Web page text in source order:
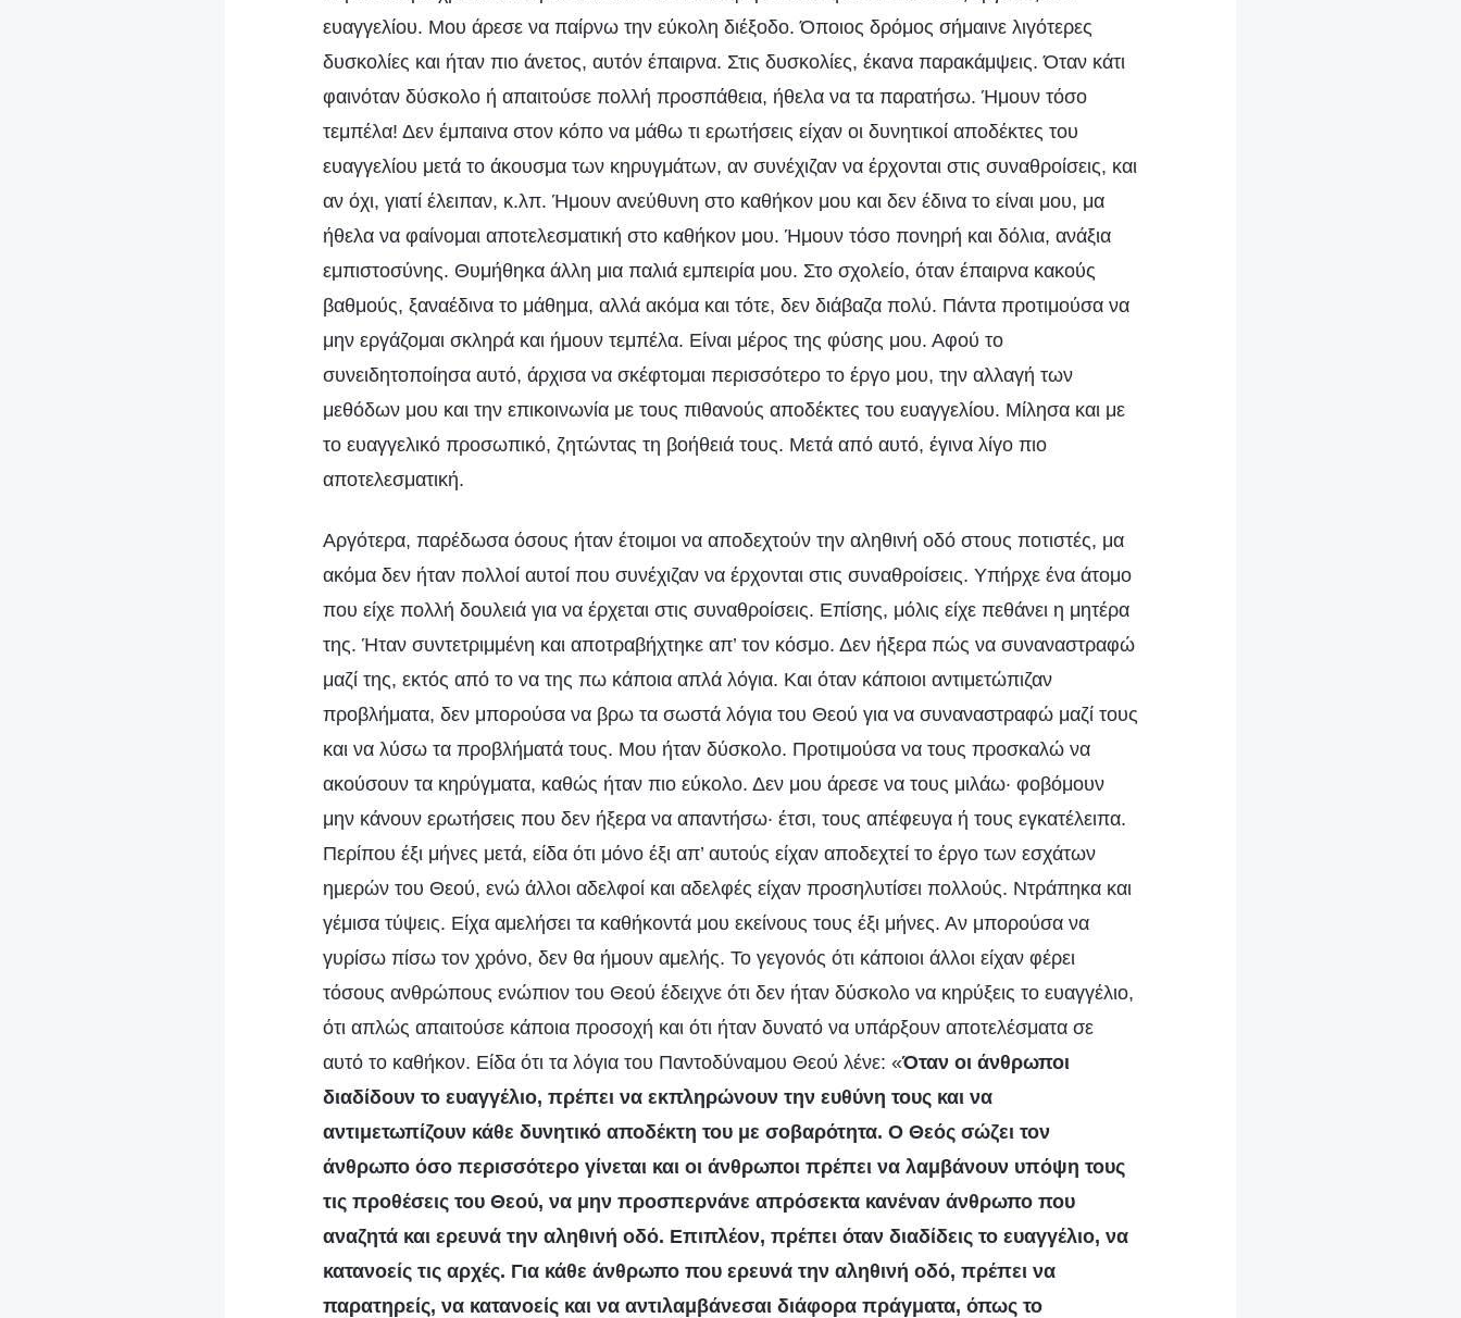
ευαγγελίου. Μου άρεσε να παίρνω την εύκολη διέξοδο. Όποιος δρόμος σήμαινε λιγότερες
δυσκολίες και ήταν πιο άνετος, αυτόν έπαιρνα. Στις δυσκολίες, έκανα παρακάμψεις. Όταν κάτι
φαινόταν δύσκολο ή απαιτούσε πολλή προσπάθεια, ήθελα να τα παρατήσω. Ήμουν τόσο
τεμπέλα! Δεν έμπαινα στον κόπο να μάθω τι ερωτήσεις είχαν οι δυνητικοί αποδέκτες του
ευαγγελίου μετά το άκουσμα των κηρυγμάτων, αν συνέχιζαν να έρχονται στις συναθροίσεις, και
αν όχι, γιατί έλειπαν, κ.λπ. Ήμουν ανεύθυνη στο καθήκον μου και δεν έδινα το είναι μου, μα
ήθελα να φαίνομαι αποτελεσματική στο καθήκον μου. Ήμουν τόσο πονηρή και δόλια, ανάξια
εμπιστοσύνης. Θυμήθηκα άλλη μια παλιά εμπειρία μου. Στο σχολείο, όταν έπαιρνα κακούς
βαθμούς, ξαναέδινα το μάθημα, αλλά ακόμα και τότε, δεν διάβαζα πολύ. Πάντα προτιμούσα να
μην εργάζομαι σκληρά και ήμουν τεμπέλα. Είναι μέρος της φύσης μου. Αφού το
συνειδητοποίησα αυτό, άρχισα να σκέφτομαι περισσότερο το έργο μου, την αλλαγή των
μεθόδων μου και την επικοινωνία με τους πιθανούς αποδέκτες του ευαγγελίου. Μίλησα και με
το ευαγγελικό προσωπικό, ζητώντας τη βοήθειά τους. Μετά από αυτό, έγινα λίγο πιο
αποτελεσματική.
Αργότερα, παρέδωσα όσους ήταν έτοιμοι να αποδεχτούν την αληθινή οδό στους ποτιστές, μα
ακόμα δεν ήταν πολλοί αυτοί που συνέχιζαν να έρχονται στις συναθροίσεις. Υπήρχε ένα άτομο
που είχε πολλή δουλειά για να έρχεται στις συναθροίσεις. Επίσης, μόλις είχε πεθάνει η μητέρα
της. Ήταν συντετριμμένη και αποτραβήχτηκε απ’ τον κόσμο. Δεν ήξερα πώς να συναναστραφώ
μαζί της, εκτός από το να της πω κάποια απλά λόγια. Και όταν κάποιοι αντιμετώπιζαν
προβλήματα, δεν μπορούσα να βρω τα σωστά λόγια του Θεού για να συναναστραφώ μαζί τους
και να λύσω τα προβλήματά τους. Μου ήταν δύσκολο. Προτιμούσα να τους προσκαλώ να
ακούσουν τα κηρύγματα, καθώς ήταν πιο εύκολο. Δεν μου άρεσε να τους μιλάω· φοβόμουν
μην κάνουν ερωτήσεις που δεν ήξερα να απαντήσω· έτσι, τους απέφευγα ή τους εγκατέλειπα.
Περίπου έξι μήνες μετά, είδα ότι μόνο έξι απ’ αυτούς είχαν αποδεχτεί το έργο των εσχάτων
ημερών του Θεού, ενώ άλλοι αδελφοί και αδελφές είχαν προσηλυτίσει πολλούς. Ντράπηκα και
γέμισα τύψεις. Είχα αμελήσει τα καθήκοντά μου εκείνους τους έξι μήνες. Αν μπορούσα να
γυρίσω πίσω τον χρόνο, δεν θα ήμουν αμελής. Το γεγονός ότι κάποιοι άλλοι είχαν φέρει
τόσους ανθρώπους ενώπιον του Θεού έδειχνε ότι δεν ήταν δύσκολο να κηρύξεις το ευαγγέλιο,
ότι απλώς απαιτούσε κάποια προσοχή και ότι ήταν δυνατό να υπάρξουν αποτελέσματα σε
αυτό το καθήκον. Είδα ότι τα λόγια του Παντοδύναμου Θεού λένε: «Όταν οι άνθρωποι
διαδίδουν το ευαγγέλιο, πρέπει να εκπληρώνουν την ευθύνη τους και να
αντιμετωπίζουν κάθε δυνητικό αποδέκτη του με σοβαρότητα. Ο Θεός σώζει τον
άνθρωπο όσο περισσότερο γίνεται και οι άνθρωποι πρέπει να λαμβάνουν υπόψη τους
τις προθέσεις του Θεού, να μην προσπερνάνε απρόσεκτα κανέναν άνθρωπο που
αναζητά και ερευνά την αληθινή οδό. Επιπλέον, πρέπει όταν διαδίδεις το ευαγγέλιο, να
κατανοείς τις αρχές. Για κάθε άνθρωπο που ερευνά την αληθινή οδό, πρέπει να
παρατηρείς, να κατανοείς και να αντιλαμβάνεσαι διάφορα πράγματα, όπως το